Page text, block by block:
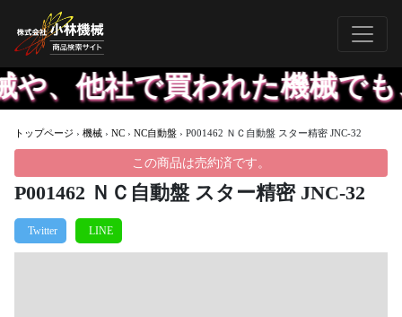
社で買われた機械でも、
トップページ › 機械 › NC › NC自動盤 › P001462 ＮＣ自動盤 スター精密 JNC-32
この商品は売約済です。
P001462 ＮＣ自動盤 スター精密 JNC-32